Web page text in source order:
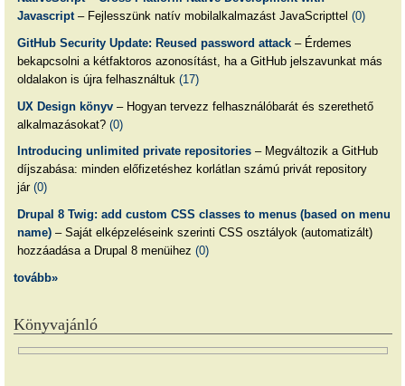
Javascript– Fejlesszünk natív mobilalkalmazást JavaScripttel (0)
GitHub Security Update: Reused password attack– Érdemes
bekapcsolni a kétfaktoros azonosítást, ha a GitHub jelszavunkat más
oldalakon is újra felhasználtuk (17)
UX Design könyv– Hogyan tervezz felhasználóbarát és szerethető
alkalmazásokat? (0)
Introducing unlimited private repositories– Megváltozik a GitHub
díjszabása: minden előfizetéshez korlátlan számú privát repository
jár (0)
Drupal 8 Twig: add custom CSS classes to menus (based on menu
name)– Saját elképzeléseink szerinti CSS osztályok (automatizált)
hozzáadása a Drupal 8 menüihez (0)
tovább»
Könyvajánló